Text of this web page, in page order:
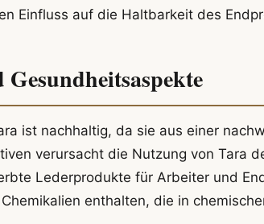
Einfluss auf die Haltbarkeit des
ist nachhaltig, da sie aus einer
verursacht die Nutzung von Tara
Lederprodukte für Arbeiter und
enthalten, die in